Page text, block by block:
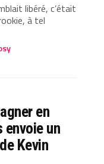
libéré, c’était
à tel
en
envoie un
Kevin